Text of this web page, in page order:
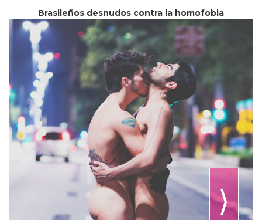
Brasileños desnudos contra la homofobia
⟩